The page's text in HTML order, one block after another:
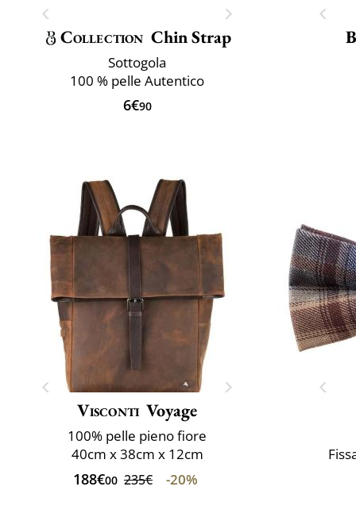
Collection Chin Strap
Sottogola
100 % pelle Autentico
6€90
Visconti Voyage
100% pelle pieno fiore
40cm x 38cm x 12cm
188€00 235€ -20%